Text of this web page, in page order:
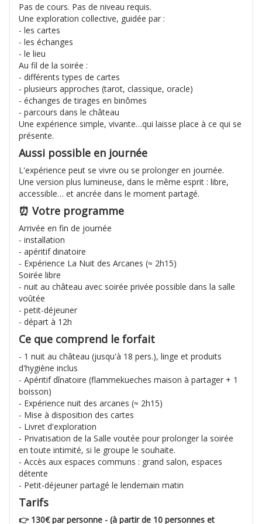
Pas de cours. Pas de niveau requis.
Une exploration collective, guidée par :
- les cartes
- les échanges
- le lieu
Au fil de la soirée :
- différents types de cartes
- plusieurs approches (tarot, classique, oracle)
- échanges de tirages en binômes
- parcours dans le château
Une expérience simple, vivante…qui laisse place à ce qui se
présente.
Aussi possible en journée
L'expérience peut se vivre ou se prolonger en journée.
Une version plus lumineuse, dans le même esprit : libre,
accessible… et ancrée dans le moment partagé.
⏰ Votre programme
Arrivée en fin de journée
- installation
- apéritif dinatoire
- Expérience La Nuit des Arcanes (≈ 2h15)
Soirée libre
- nuit au château avec soirée privée possible dans la salle
voûtée
- petit-déjeuner
- départ à 12h
Ce que comprend le forfait
- 1 nuit au château (jusqu'à 18 pers.), linge et produits
d'hygiène inclus
- Apéritif dînatoire (flammekueches maison à partager + 1
boisson)
- Expérience nuit des arcanes (≈ 2h15)
- Mise à disposition des cartes
- Livret d'exploration
- Privatisation de la Salle voutée pour prolonger la soirée
en toute intimité, si le groupe le souhaite.
- Accès aux espaces communs : grand salon, espaces
détente
- Petit-déjeuner partagé le lendemain matin
Tarifs
👉 130€ par personne - (à partir de 10 personnes et